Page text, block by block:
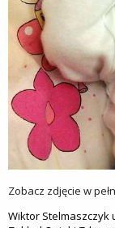
Zobacz zdjęcie w
Wiktor Stelmaszczyk